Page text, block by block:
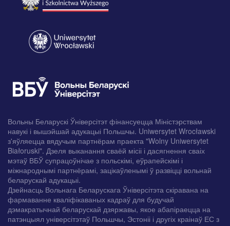
Вольны Беларускі Ўніверсітэт фінансуецца Міністэрствам
навукі і вышэйшай адукацыі Польшчы. Uniwersytet Wrocławski
з'яўляецца вядучым партнёрам праекта "Wolny Uniwersytet
Białoruski". Дзеля выканання сваёй місіі і дасягнення сваіх
мэтаў ВБЎ супрацоўнічае з польскімі, еўрапейскімі і
міжнароднымі партнёрамі, зацікаўленымі ў развіцці вольнай
беларускай адукацыі.
Дзейнасць Вольнага Беларускага Ўніверсітэта скіравана на
фармаванне кваліфікаваных кадраў для будучай
дэмакратычнай беларускай дзяржавы, якое абапіраецца на
патэнцыял універсітэтаў Польшчы, Эстоніі і другіх краінаў ЕС з